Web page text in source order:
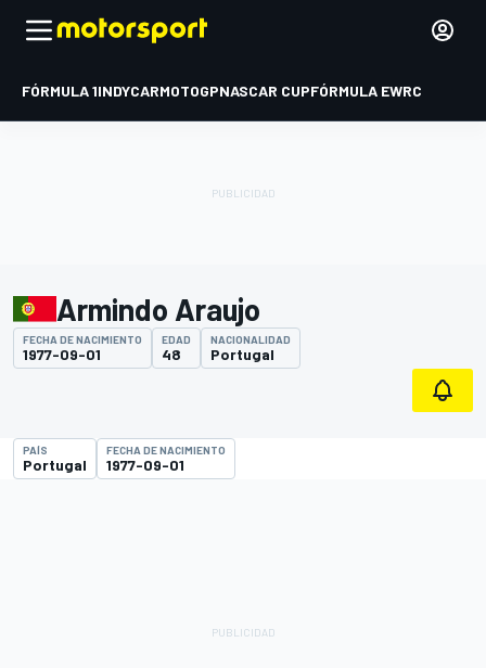
FÓRMULA 1INDYCARMOTOGPNASCAR CUPFÓRMULA EWRC
Armindo Araujo
FECHA DE NACIMIENTO
1977-09-01
EDAD
48
NACIONALIDAD
Portugal
PAÍS
Portugal
FECHA DE NACIMIENTO
1977-09-01